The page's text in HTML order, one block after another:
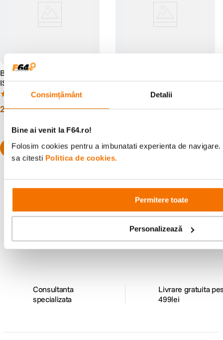
Consimțământ Detalii
Bine ai venit la F64.ro!
Folosim cookies pentru a imbunatati experienta de
sa citesti Politica de cookies.
Permitere toate
Personalizează
Blackmagic ATEM Mini Pro
ISO Switcher Video HDMI
(4)
2.699 lei
Convertor SDI la HDMI 3G
(0)
399 lei
Alatura-te comunitatii creatorilor
Descopera inspiratie, recomandari utile,
ghiduri foto-video si oferte pregatite special
pentru tine.
Consultanta
specializata
Livrare gratuita
499lei